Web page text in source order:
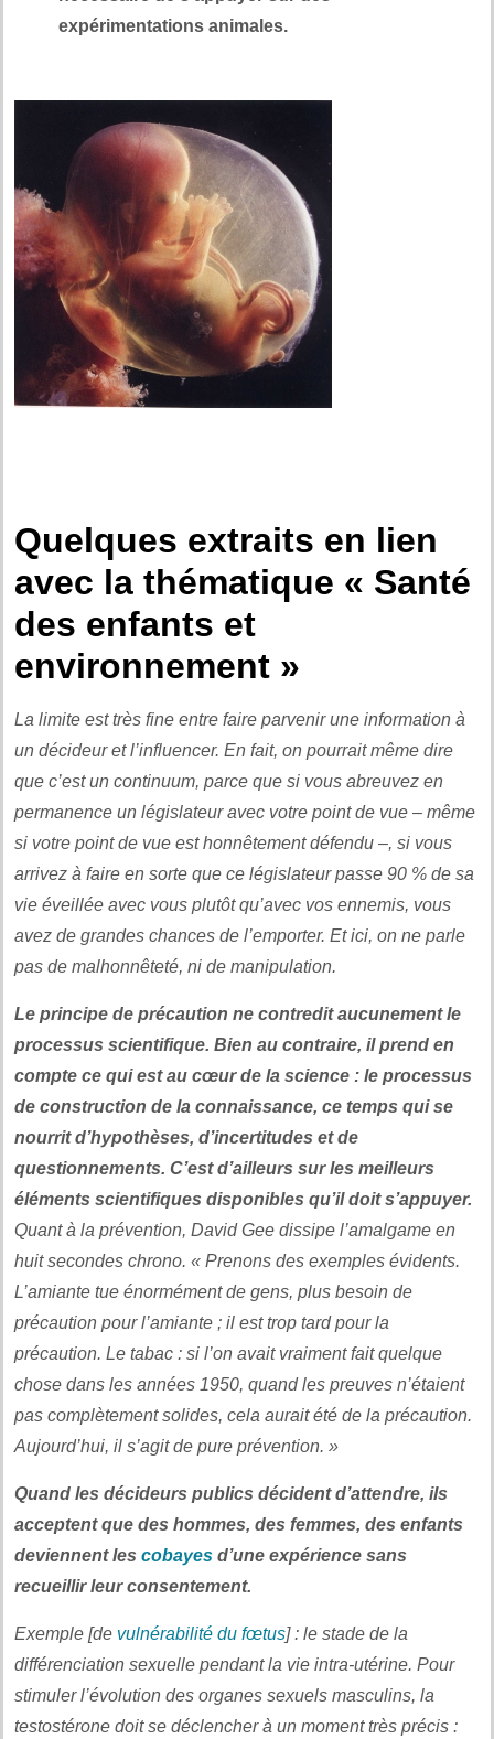
expérimentations animales.
Quelques extraits en lien
avec la thématique « Santé
des enfants et
environnement »
La limite est très fine entre faire parvenir une information à
un décideur et l’influencer. En fait, on pourrait même dire
que c’est un continuum, parce que si vous abreuvez en
permanence un législateur avec votre point de vue – même
si votre point de vue est honnêtement défendu –, si vous
arrivez à faire en sorte que ce législateur passe 90 % de sa
vie éveillée avec vous plutôt qu’avec vos ennemis, vous
avez de grandes chances de l’emporter. Et ici, on ne parle
pas de malhonnêteté, ni de manipulation.
Le principe de précaution ne contredit aucunement le
processus scientifique. Bien au contraire, il prend en
compte ce qui est au cœur de la science : le processus
de construction de la connaissance, ce temps qui se
nourrit d’hypothèses, d’incertitudes et de
questionnements. C’est d’ailleurs sur les meilleurs
éléments scientifiques disponibles qu’il doit s’appuyer.
Quant à la prévention, David Gee dissipe l’amalgame en
huit secondes chrono. « Prenons des exemples évidents.
L’amiante tue énormément de gens, plus besoin de
précaution pour l’amiante ; il est trop tard pour la
précaution. Le tabac : si l’on avait vraiment fait quelque
chose dans les années 1950, quand les preuves n’étaient
pas complètement solides, cela aurait été de la précaution.
Aujourd’hui, il s’agit de pure prévention. »
Quand les décideurs publics décident d’attendre, ils
acceptent que des hommes, des femmes, des enfants
deviennent les cobayes d’une expérience sans
recueillir leur consentement.
Exemple [de vulnérabilité du fœtus] : le stade de la
différenciation sexuelle pendant la vie intra-utérine. Pour
stimuler l’évolution des organes sexuels masculins, la
testostérone doit se déclencher à un moment très précis :